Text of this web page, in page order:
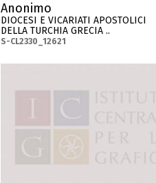
Anonimo
DIOCESI E VICARIATI APOSTOLICI
DELLA TURCHIA GRECIA ..
S-CL2330_12621